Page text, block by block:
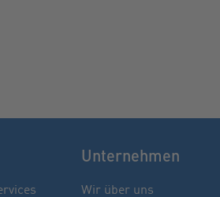
Unternehmen
Wir über uns